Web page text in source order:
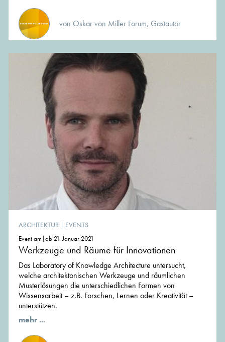
von Oskar von Miller Forum, Gastautor
ARCHITEKTUR | EVENTS
Event am|ab 21. Januar 2021
Werkzeuge und Räume für Innovationen
Das Laboratory of Knowledge Architecture untersucht,
welche architektonischen Werkzeuge und räumlichen
Musterlösungen die unterschiedlichen Formen von
Wissensarbeit – z.B. Forschen, Lernen oder Kreativität –
unterstützen.
mehr ...